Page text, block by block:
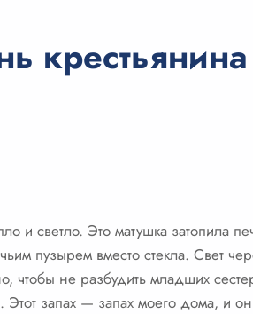
и светло. Это матушка затопила
пузырем вместо стекла. Свет
чтобы не разбудить младших
запах — запах моего дома, и